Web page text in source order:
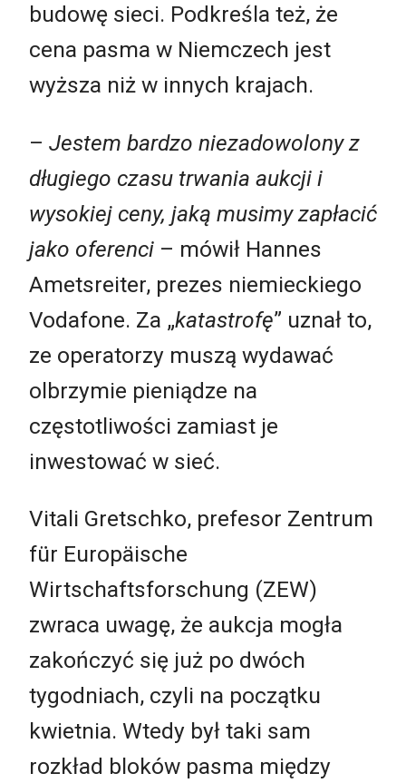
budowę sieci. Podkreśla też, że
cena pasma w Niemczech jest
wyższa niż w innych krajach.
– Jestem bardzo niezadowolony z
długiego czasu trwania aukcji i
wysokiej ceny, jaką musimy zapłacić
jako oferenci – mówił Hannes
Ametsreiter, prezes niemieckiego
Vodafone. Za „katastrofę” uznał to,
ze operatorzy muszą wydawać
olbrzymie pieniądze na
częstotliwości zamiast je
inwestować w sieć.
Vitali Gretschko, prefesor Zentrum
für Europäische
Wirtschaftsforschung (ZEW)
zwraca uwagę, że aukcja mogła
zakończyć się już po dwóch
tygodniach, czyli na początku
kwietnia. Wtedy był taki sam
rozkład bloków pasma między